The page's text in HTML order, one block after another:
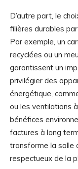
D’autre part, le
filières durables
Par exemple, un
recyclées ou un
garantissent un
privilégier des
énergétique,
ou les ventilations
bénéfices
factures à long
transforme la salle
respectueux de la